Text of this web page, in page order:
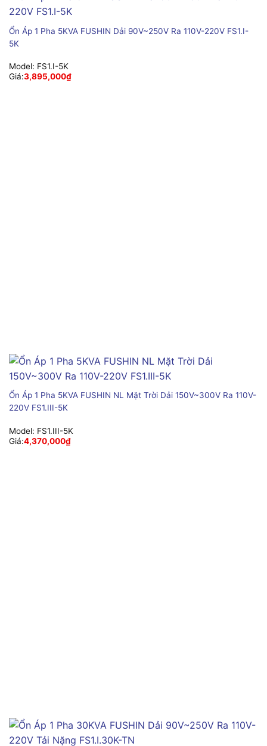
Ổn Áp 1 Pha 5KVA FUSHIN Dải 90V~250V Ra 110V-220V FS1.I-
5K
Model: FS1.I-5K
Giá:3,895,000₫
Ổn Áp 1 Pha 5KVA FUSHIN NL Mặt Trời Dải 150V~300V Ra 110V-
220V FS1.III-5K
Model: FS1.III-5K
Giá:4,370,000₫